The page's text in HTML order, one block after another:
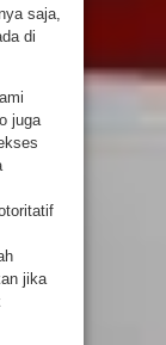
saja,
di
juga
jika